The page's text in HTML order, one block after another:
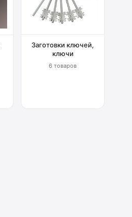
Заготовки ключей,
ключи
6 товаров